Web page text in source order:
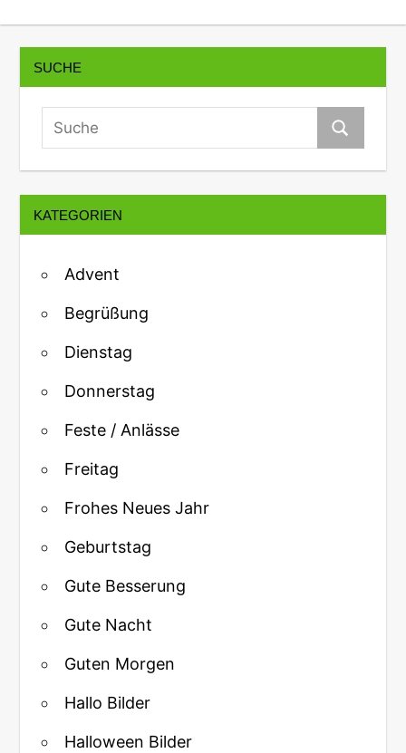
SUCHE
KATEGORIEN
Advent
Begrüßung
Dienstag
Donnerstag
Feste / Anlässe
Freitag
Frohes Neues Jahr
Geburtstag
Gute Besserung
Gute Nacht
Guten Morgen
Hallo Bilder
Halloween Bilder